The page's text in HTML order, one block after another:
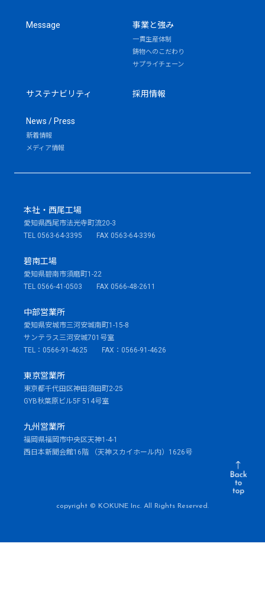
Message 事業と強み
一貫生産体制
鋳物へのこだわり
サプライチェーン
サステナビリティ 採用情報
News / Press
新着情報
メディア情報
本社・西尾工場
愛知県西尾市法光寺町流20-3
TEL 0563-64-3395 FAX 0563-64-3396
碧南工場
愛知県碧南市須磨町1-22
TEL 0566-41-0503 FAX 0566-48-2611
中部営業所
愛知県安城市三河安城南町1-15-8
サンテラス三河安城701号室
TEL：0566-91-4625 FAX：0566-91-4626
東京営業所
東京都千代田区神田須田町2-25
GYB秋葉原ビル5F 514号室
九州営業所
福岡県福岡市中央区天神1-4-1
西日本新聞会館16階 （天神スカイホール内）1626号
copyright © KOKUNE Inc. All Rights Reserved.